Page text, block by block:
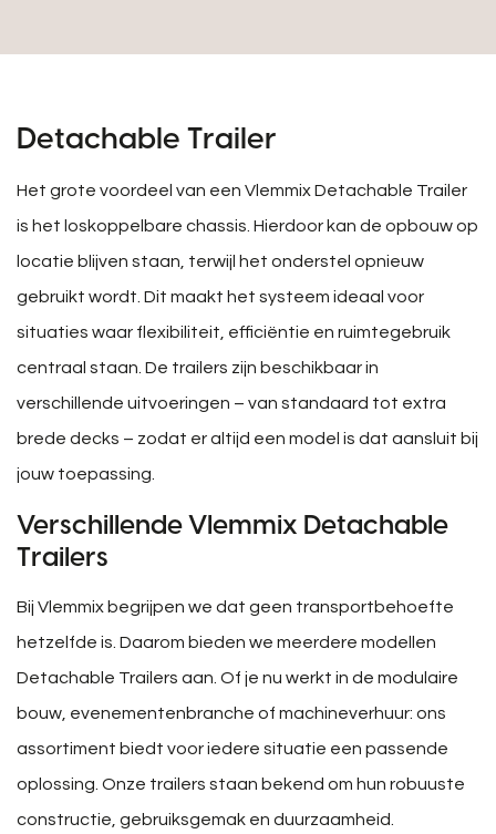
Detachable Trailer
Het grote voordeel van een Vlemmix Detachable Trailer
is het loskoppelbare chassis. Hierdoor kan de opbouw op
locatie blijven staan, terwijl het onderstel opnieuw
gebruikt wordt. Dit maakt het systeem ideaal voor
situaties waar flexibiliteit, efficiëntie en ruimtegebruik
centraal staan. De trailers zijn beschikbaar in
verschillende uitvoeringen – van standaard tot extra
brede decks – zodat er altijd een model is dat aansluit bij
jouw toepassing.
Verschillende Vlemmix Detachable
Trailers
Bij Vlemmix begrijpen we dat geen transportbehoefte
hetzelfde is. Daarom bieden we meerdere modellen
Detachable Trailers aan. Of je nu werkt in de modulaire
bouw, evenementenbranche of machineverhuur: ons
assortiment biedt voor iedere situatie een passende
oplossing. Onze trailers staan bekend om hun robuuste
constructie, gebruiksgemak en duurzaamheid.